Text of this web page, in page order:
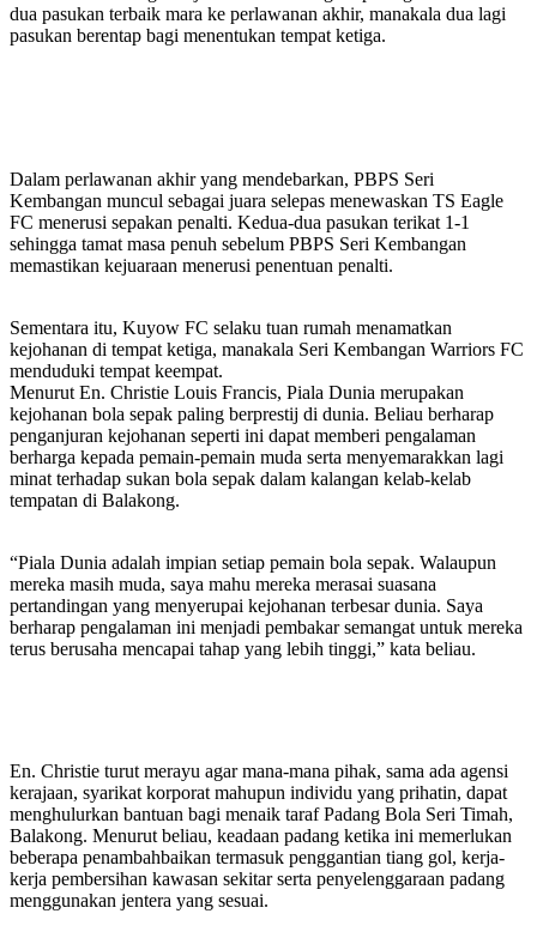
dua pasukan terbaik mara ke perlawanan akhir, manakala dua lagi
pasukan berentap bagi menentukan tempat ketiga.
Dalam perlawanan akhir yang mendebarkan, PBPS Seri
Kembangan muncul sebagai juara selepas menewaskan TS Eagle
FC menerusi sepakan penalti. Kedua-dua pasukan terikat 1-1
sehingga tamat masa penuh sebelum PBPS Seri Kembangan
memastikan kejuaraan menerusi penentuan penalti.
Sementara itu, Kuyow FC selaku tuan rumah menamatkan
kejohanan di tempat ketiga, manakala Seri Kembangan Warriors FC
menduduki tempat keempat.
Menurut En. Christie Louis Francis, Piala Dunia merupakan
kejohanan bola sepak paling berprestij di dunia. Beliau berharap
penganjuran kejohanan seperti ini dapat memberi pengalaman
berharga kepada pemain-pemain muda serta menyemarakkan lagi
minat terhadap sukan bola sepak dalam kalangan kelab-kelab
tempatan di Balakong.
“Piala Dunia adalah impian setiap pemain bola sepak. Walaupun
mereka masih muda, saya mahu mereka merasai suasana
pertandingan yang menyerupai kejohanan terbesar dunia. Saya
berharap pengalaman ini menjadi pembakar semangat untuk mereka
terus berusaha mencapai tahap yang lebih tinggi,” kata beliau.
En. Christie turut merayu agar mana-mana pihak, sama ada agensi
kerajaan, syarikat korporat mahupun individu yang prihatin, dapat
menghulurkan bantuan bagi menaik taraf Padang Bola Seri Timah,
Balakong. Menurut beliau, keadaan padang ketika ini memerlukan
beberapa penambahbaikan termasuk penggantian tiang gol, kerja-
kerja pembersihan kawasan sekitar serta penyelenggaraan padang
menggunakan jentera yang sesuai.